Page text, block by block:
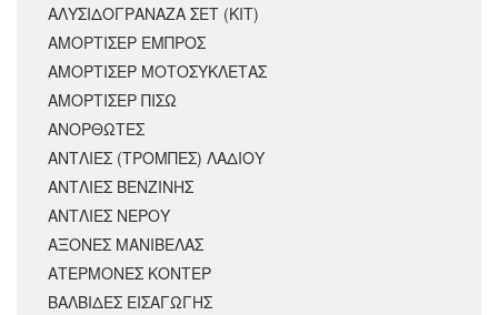
ΑΛΥΣΙΔΟΓΡΑΝΑΖΑ ΣΕΤ (ΚΙΤ)
ΑΜΟΡΤΙΣΕΡ ΕΜΠΡΟΣ
ΑΜΟΡΤΙΣΈΡ ΜΟΤΟΣΥΚΛΈΤΑΣ
ΑΜΟΡΤΙΣΕΡ ΠΙΣΩ
ΑΝΟΡΘΩΤΕΣ
ΑΝΤΛΙΕΣ (ΤΡΟΜΠΕΣ) ΛΑΔΙΟΥ
ΑΝΤΛΙΕΣ ΒΕΝΖΙΝΗΣ
ΑΝΤΛΙΕΣ ΝΕΡΟΥ
ΑΞΟΝΕΣ ΜΑΝΙΒΕΛΑΣ
ΑΤΕΡΜΟΝΕΣ ΚΟΝΤΕΡ
ΒΑΛΒΙΔΕΣ ΕΙΣΑΓΩΓΗΣ